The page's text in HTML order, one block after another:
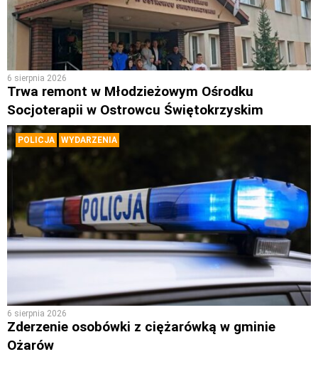
6 sierpnia 2026
Trwa remont w Młodzieżowym Ośrodku
Socjoterapii w Ostrowcu Świętokrzyskim
POLICJA WYDARZENIA
6 sierpnia 2026
Zderzenie osobówki z ciężarówką w gminie
Ożarów